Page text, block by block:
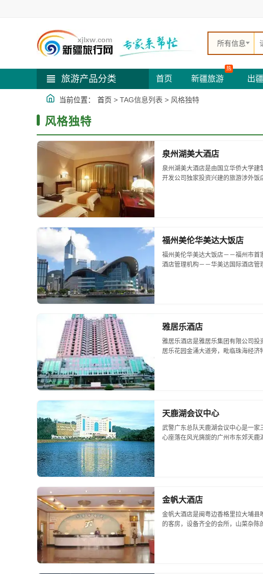
所有信息
旅游产品分类 首页 新疆旅游
热
出
当前位置： 首页 > TAG信息列表 > 风格独特
风格独特
泉州湖美大酒店
泉州湖美大酒店是由国立华侨大学
开发公司独家投资兴建的旅游涉外
福州美伦华美达大饭店
福州美伦华美达大饭店－－福州市
酒店管理机构－－华美达国际酒店
雅居乐酒店
雅居乐酒店是雅居乐集团有限公司
居乐花园金涌大道旁，毗临珠海经
天鹿湖会议中心
武警广东总队天鹿湖会议中心是一
心座落在风光旖旎的广州市东郊天
金帆大酒店
金帆大酒店是闽粤边香格里拉大埔
的客房，设备齐全的会所，山菜杂